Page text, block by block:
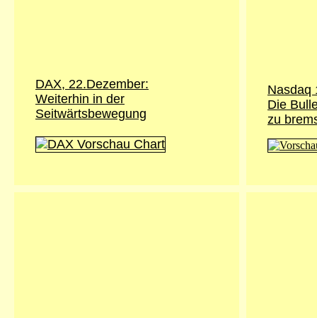
DAX, 22.Dezember:
Weiterhin in der
Seitwärtsbewegung
Nasdaq
Die
zu